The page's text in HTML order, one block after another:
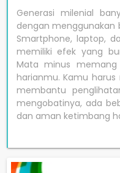
Generasi milenial
dengan
Smartphone, laptop,
memiliki efek yang
Mata minus
harianmu. Kamu
membantu
mengobatinya, ada
dan aman ketimbang